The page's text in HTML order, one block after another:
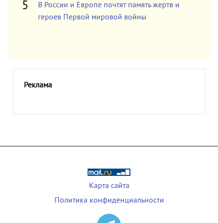
В России и Европе почтят память жертв и
героев Первой мировой войны
Реклама
Карта сайта
Политика конфиденциальности